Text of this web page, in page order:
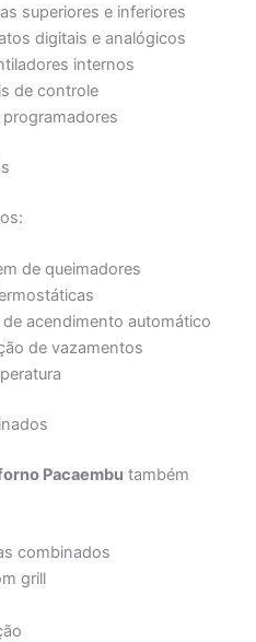
superiores e inferiores
digitais e analógicos
internos
de controle
de queimadores
acendimento automático
de vazamentos
Pacaembu também
combinados
grill